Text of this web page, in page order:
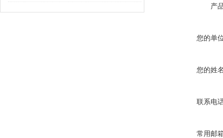
产
您的单
您的姓
联系电
常用邮